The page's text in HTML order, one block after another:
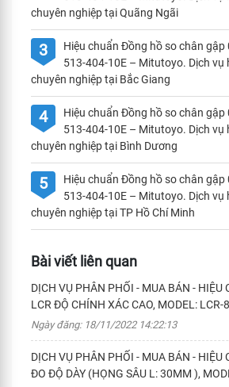
chuyên nghiệp tại Quãng Ngãi
3
Hiệu chuẩn Đồng hồ so chân
513-404-10E – Mitutoyo. Dịch vụ
chuyên nghiệp tại Bắc Giang
4
Hiệu chuẩn Đồng hồ so chân
513-404-10E – Mitutoyo. Dịch vụ
chuyên nghiệp tại Bình Dương
5
Hiệu chuẩn Đồng hồ so chân
513-404-10E – Mitutoyo. Dịch vụ
chuyên nghiệp tại TP Hồ Chí Minh
Bài viết liên quan
DỊCH VỤ PHÂN PHỐI - MUA BÁN - HIỆU
LCR ĐỘ CHÍNH XÁC CAO, MODEL:
Ngày đăng: 18/11/2022 14:22:13
DỊCH VỤ PHÂN PHỐI - MUA BÁN - HIỆU
ĐO ĐỘ DÀY (HỌNG SÂU L: 30MM ),